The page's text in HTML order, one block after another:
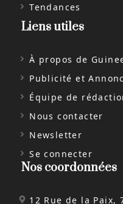
Tendances
Liens utiles
À propos de
Publicité et
Équipe de
Nous contacter
Newsletter
Se connecter
Nos coordonnées
12 Rue de la Paix,